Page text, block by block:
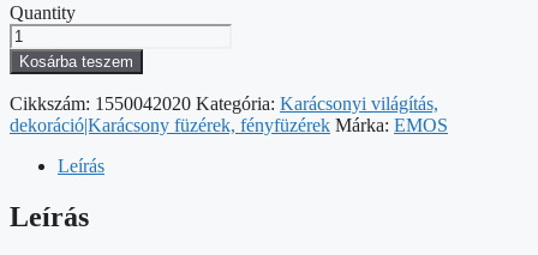
Quantity
LED
karácsonyi
fényfüzér
–
süni,
7,2
és
beltéri,
Kosárba teszem
Cikkszám: 1550042020 Kategória: Karácsonyi világítás,
dekoráció|Karácsony füzérek, fényfüzérek Márka: EMOS
Leírás
Leírás